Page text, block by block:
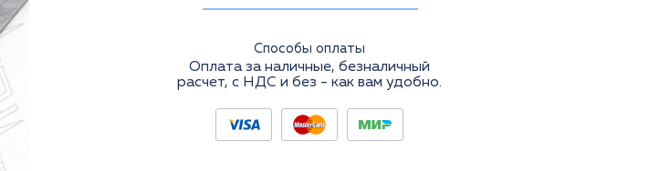
Способы оплаты
Оплата за наличные, безналичный
расчет, с НДС и без - как вам удобно.